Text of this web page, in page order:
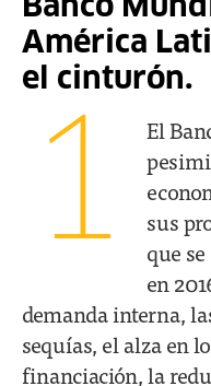
Banco
América
el cinturón.
1
El
sus
que
en
demanda interna,
sequías, el alza en
financiación, la